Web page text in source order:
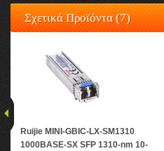
Σχετικά Προϊόντα (7)
Ruijie MINI-GBIC-LX-SM1310
1000BASE-SX SFP 1310-nm 10-